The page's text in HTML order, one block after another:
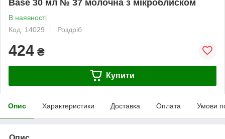
Base 30 мл № 37 молочна з мікроблиском
В наявності
Код: 14029
Роздріб
424 ₴
Купити
Опис Характеристики Доставка Оплата Умови